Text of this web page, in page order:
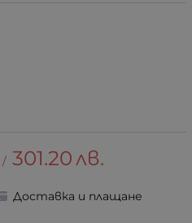
/ 301.20лв.
Доставка и плащане